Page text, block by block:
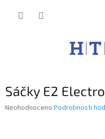
Sáčky E2
Průměrné
Neohodnoceno Podrobnosti